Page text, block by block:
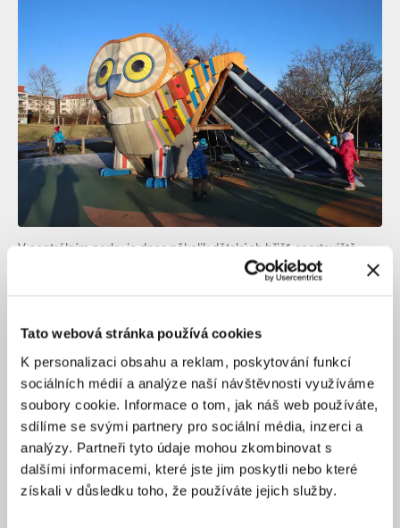
Tato webová stránka používá cookies
K personalizaci obsahu a reklam, poskytování funkcí
sociálních médií a analýze naší návštěvnosti využíváme
soubory cookie. Informace o tom, jak náš web používáte,
sdílíme se svými partnery pro sociální média, inzerci a
analýzy. Partneři tyto údaje mohou zkombinovat s
dalšími informacemi, které jste jim poskytli nebo které
získali v důsledku toho, že používáte jejich služby.
V centrálním parku je dnes několik dětských hřišť, sportoviště
Osou a rekreačním zázemím Jihozápadního Města se
stalo mělké údolí Prokopského potoka, dnes Centrální
park s rozlohou 39 hektarů. Park byl součástí
původních plánů sídliště a začal vznikat už v 80. letech.
Zásadních úprav se dočkal až v letech 2001–2002, kdy
na Prokopském potoku vznikly umělé vodní nádrže
Stodůlecký a Nepomucký rybník, byly upraveny cesty
s lávkami a přibyla zeleň i mobiliář od laviček po dětská